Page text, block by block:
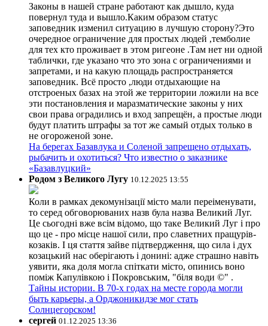
Законы в нашей стране работают как дышло, куда
повернул туда и вышло.Каким образом статус
заповедник изменил ситуацию в лучшую сторону?Это
очередное ограничение для простых людей ,темболие
для тех кто проживает в этом ригеоне .Там нет ни одной
таблички, где указано что это зона с ограничениями и
запретами, и на какую площадь распространяется
заповедник. Всё просто ,люди отдыхающие на
отстроеных базах на этой же территории ложили на все
эти постановления и маразматические законы у них
свои права оградились и вход запрещён, а простые люди
будут платить штрафы за тот же самый отдых только в
не огороженой зоне.
На берегах Базавлука и Соленой запрещено отдыхать,
рыбачить и охотиться? Что известно о заказнике
«Базавлуцкий»
Родом з Великого Лугу 10.12.2025 13:55
Коли в рамках декомунізації місто мали переіменувати,
то серед обговорюваних назв була назва Великий Луг.
Це сьогодні вже всім відомо, що таке Великий Луг і про
що це - про місце нашої сили, про славетних пращурів-
козаків. І ця стаття зайве підтвердження, що сила і дух
козацький нас оберігають і донині: адже страшно навіть
уявити, яка доля могла спіткати місто, опинись воно
поміж Капулівкою і Покровським, "біля води ©" .
Тайны истории. В 70-х годах на месте города могли
быть карьеры, а Орджоникидзе мог стать
Солнцегорском!
сергей 01.12.2025 13:36